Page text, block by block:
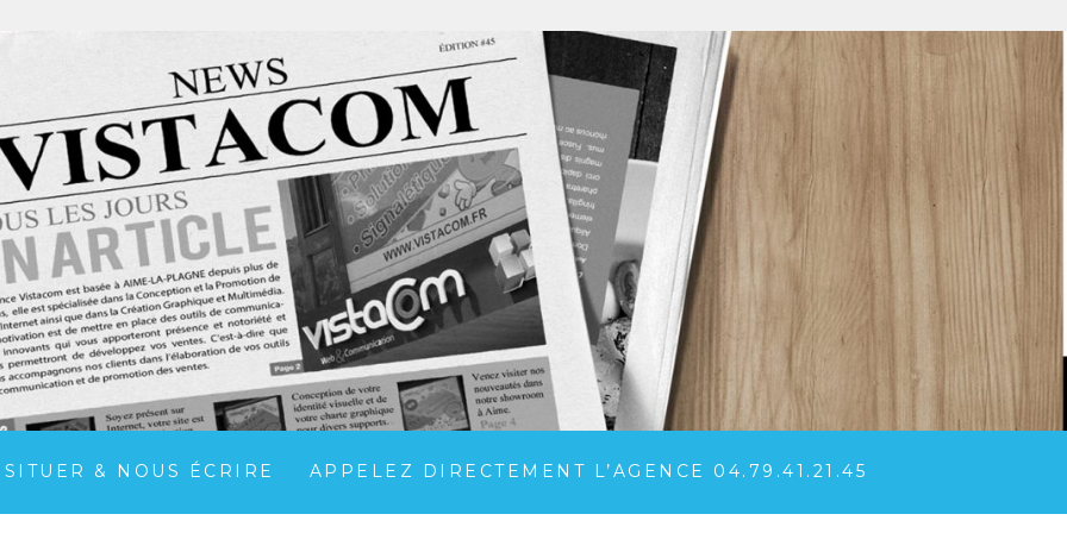
SITUER & NOUS ÉCRIRE APPELEZ DIRECTEMENT L’AGENCE 04.79.41.21.45